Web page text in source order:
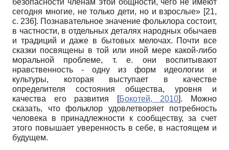
безопасности членам этой общности, чего не имеют
сегодня многие, не только дети, но и взрослые» [21,
c. 236]. Познавательное значение фольклора состоит,
в частности, в отдельных деталях народных обычаев
и традиций и даже в бытовых мелочах. Почти все
сказки посвящены в той или иной мере какой-либо
моральной проблеме, т. е. они воспитывают
нравственность - одну из форм идеологии и
культуры, которая выступает в качестве
определителя состояния общества, уровня и
качества его развития
[Бокотей, 2010]. Можно
сказать, что фольклор удовлетворяет потребность
человека в принадлежности к сообществу, за счет
этого повышает уверенность в себе, в настоящем и
будущем.